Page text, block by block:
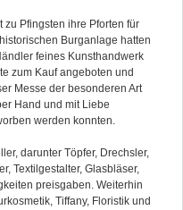
zu Pfingsten ihre Pforten für
historischen Burganlage hatten
feines Kunsthandwerk
zum Kauf angeboten und
Messe der besonderen Art
Hand und mit Liebe
werden konnten.
darunter Töpfer, Drechsler,
Textilgestalter, Glasbläser,
preisgaben. Weiterhin
Tiffany, Floristik und